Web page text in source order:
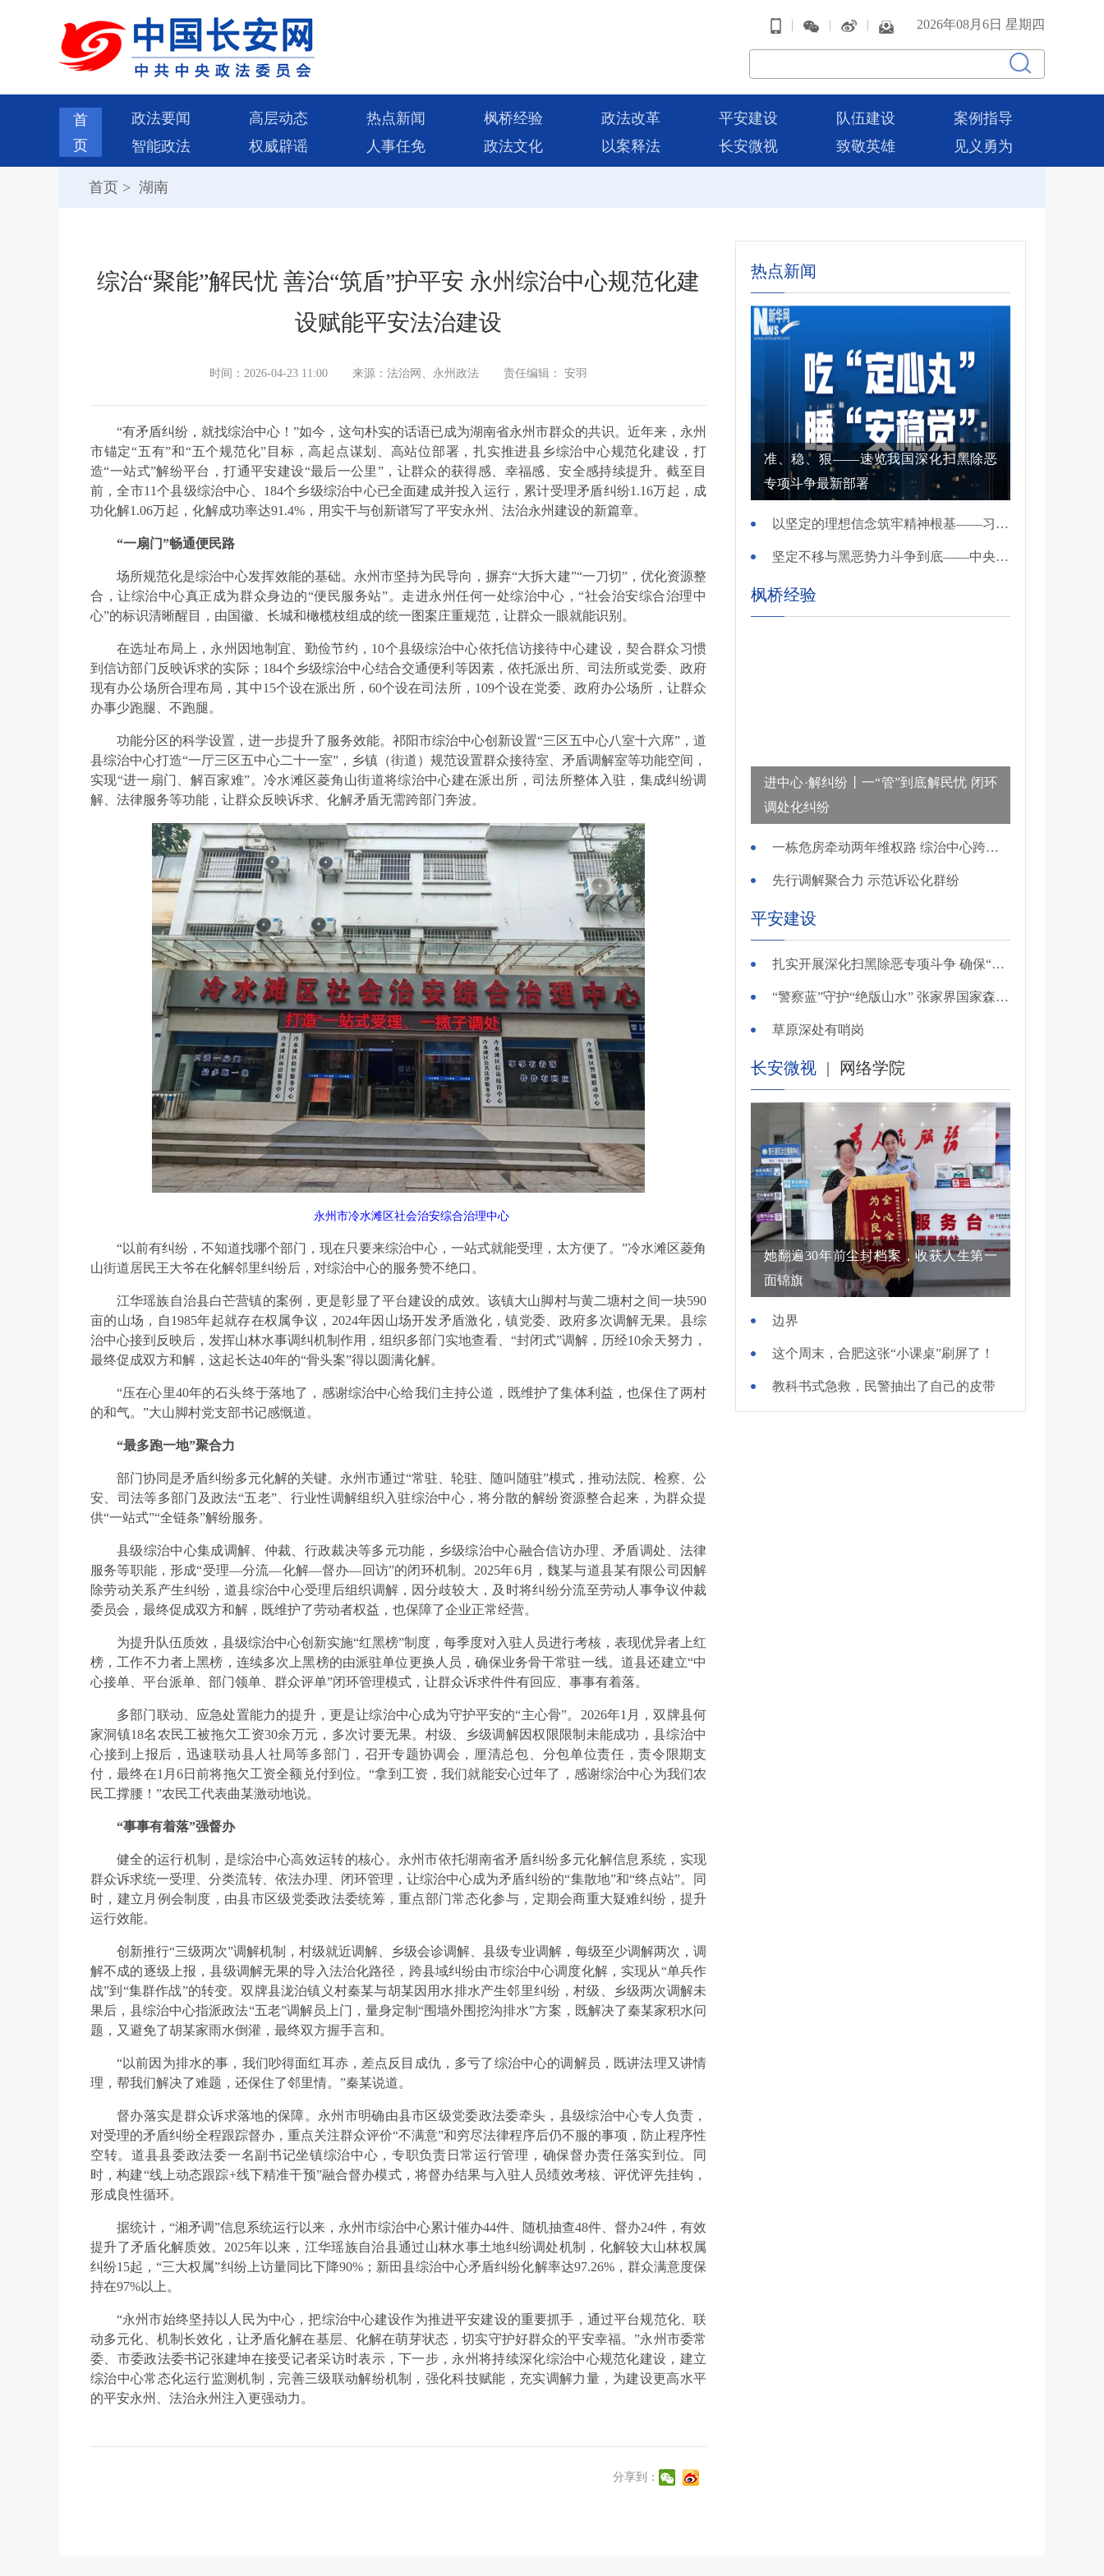
| | | 2026年08月6日 星期四
首
页
政法要闻 高层动态 热点新闻 枫桥经验 政法改革 平安建设 队伍建设
案例指导
智能政法
权威辟谣 人事任免 政法文化 以案释法 长安微视 致敬英雄 见义勇为
首页 > 湖南
综治“聚能”解民忧 善治“筑盾”护平安 永州综治中心规范化建
设赋能平安法治建设
时间：2026-04-23 11:00 来源：法治网、永州政法 责任编辑： 安羽
“有矛盾纠纷，就找综治中心！”如今，这句朴实的话语已成为湖南省永州市群众的共识。近年来，永州
市锚定“五有”和“五个规范化”目标，高起点谋划、高站位部署，扎实推进县乡综治中心规范化建设，打
造“一站式”解纷平台，打通平安建设“最后一公里”，让群众的获得感、幸福感、安全感持续提升。截至目
前，全市11个县级综治中心、184个乡级综治中心已全面建成并投入运行，累计受理矛盾纠纷1.16万起，成
功化解1.06万起，化解成功率达91.4%，用实干与创新谱写了平安永州、法治永州建设的新篇章。
“一扇门”畅通便民路
场所规范化是综治中心发挥效能的基础。永州市坚持为民导向，摒弃“大拆大建”“一刀切”，优化资源整
合，让综治中心真正成为群众身边的“便民服务站”。走进永州任何一处综治中心，“社会治安综合治理中
心”的标识清晰醒目，由国徽、长城和橄榄枝组成的统一图案庄重规范，让群众一眼就能识别。
在选址布局上，永州因地制宜、勤俭节约，10个县级综治中心依托信访接待中心建设，契合群众习惯
到信访部门反映诉求的实际；184个乡级综治中心结合交通便利等因素，依托派出所、司法所或党委、政府
现有办公场所合理布局，其中15个设在派出所，60个设在司法所，109个设在党委、政府办公场所，让群众
办事少跑腿、不跑腿。
功能分区的科学设置，进一步提升了服务效能。祁阳市综治中心创新设置“三区五中心八室十六席”，道
县综治中心打造“一厅三区五中心二十一室”，乡镇（街道）规范设置群众接待室、矛盾调解室等功能空间，
实现“进一扇门、解百家难”。冷水滩区菱角山街道将综治中心建在派出所，司法所整体入驻，集成纠纷调
解、法律服务等功能，让群众反映诉求、化解矛盾无需跨部门奔波。
永州市冷水滩区社会治安综合治理中心
“以前有纠纷，不知道找哪个部门，现在只要来综治中心，一站式就能受理，太方便了。”冷水滩区菱角
山街道居民王大爷在化解邻里纠纷后，对综治中心的服务赞不绝口。
江华瑶族自治县白芒营镇的案例，更是彰显了平台建设的成效。该镇大山脚村与黄二塘村之间一块590
亩的山场，自1985年起就存在权属争议，2024年因山场开发矛盾激化，镇党委、政府多次调解无果。县综
治中心接到反映后，发挥山林水事调纠机制作用，组织多部门实地查看、“封闭式”调解，历经10余天努力，
最终促成双方和解，这起长达40年的“骨头案”得以圆满化解。
“压在心里40年的石头终于落地了，感谢综治中心给我们主持公道，既维护了集体利益，也保住了两村
的和气。”大山脚村党支部书记感慨道。
“最多跑一地”聚合力
部门协同是矛盾纠纷多元化解的关键。永州市通过“常驻、轮驻、随叫随驻”模式，推动法院、检察、公
安、司法等多部门及政法“五老”、行业性调解组织入驻综治中心，将分散的解纷资源整合起来，为群众提
供“一站式”“全链条”解纷服务。
县级综治中心集成调解、仲裁、行政裁决等多元功能，乡级综治中心融合信访办理、矛盾调处、法律
服务等职能，形成“受理—分流—化解—督办—回访”的闭环机制。2025年6月，魏某与道县某有限公司因解
除劳动关系产生纠纷，道县综治中心受理后组织调解，因分歧较大，及时将纠纷分流至劳动人事争议仲裁
委员会，最终促成双方和解，既维护了劳动者权益，也保障了企业正常经营。
为提升队伍质效，县级综治中心创新实施“红黑榜”制度，每季度对入驻人员进行考核，表现优异者上红
榜，工作不力者上黑榜，连续多次上黑榜的由派驻单位更换人员，确保业务骨干常驻一线。道县还建立“中
心接单、平台派单、部门领单、群众评单”闭环管理模式，让群众诉求件件有回应、事事有着落。
多部门联动、应急处置能力的提升，更是让综治中心成为守护平安的“主心骨”。2026年1月，双牌县何
家洞镇18名农民工被拖欠工资30余万元，多次讨要无果。村级、乡级调解因权限限制未能成功，县综治中
心接到上报后，迅速联动县人社局等多部门，召开专题协调会，厘清总包、分包单位责任，责令限期支
付，最终在1月6日前将拖欠工资全额兑付到位。“拿到工资，我们就能安心过年了，感谢综治中心为我们农
民工撑腰！”农民工代表曲某激动地说。
“事事有着落”强督办
健全的运行机制，是综治中心高效运转的核心。永州市依托湖南省矛盾纠纷多元化解信息系统，实现
群众诉求统一受理、分类流转、依法办理、闭环管理，让综治中心成为矛盾纠纷的“集散地”和“终点站”。同
时，建立月例会制度，由县市区级党委政法委统筹，重点部门常态化参与，定期会商重大疑难纠纷，提升
运行效能。
创新推行“三级两次”调解机制，村级就近调解、乡级会诊调解、县级专业调解，每级至少调解两次，调
解不成的逐级上报，县级调解无果的导入法治化路径，跨县域纠纷由市综治中心调度化解，实现从“单兵作
战”到“集群作战”的转变。双牌县泷泊镇义村秦某与胡某因用水排水产生邻里纠纷，村级、乡级两次调解未
果后，县综治中心指派政法“五老”调解员上门，量身定制“围墙外围挖沟排水”方案，既解决了秦某家积水问
题，又避免了胡某家雨水倒灌，最终双方握手言和。
“以前因为排水的事，我们吵得面红耳赤，差点反目成仇，多亏了综治中心的调解员，既讲法理又讲情
理，帮我们解决了难题，还保住了邻里情。”秦某说道。
督办落实是群众诉求落地的保障。永州市明确由县市区级党委政法委牵头，县级综治中心专人负责，
对受理的矛盾纠纷全程跟踪督办，重点关注群众评价“不满意”和穷尽法律程序后仍不服的事项，防止程序性
空转。道县县委政法委一名副书记坐镇综治中心，专职负责日常运行管理，确保督办责任落实到位。同
时，构建“线上动态跟踪+线下精准干预”融合督办模式，将督办结果与入驻人员绩效考核、评优评先挂钩，
形成良性循环。
据统计，“湘矛调”信息系统运行以来，永州市综治中心累计催办44件、随机抽查48件、督办24件，有效
提升了矛盾化解质效。2025年以来，江华瑶族自治县通过山林水事土地纠纷调处机制，化解较大山林权属
纠纷15起，“三大权属”纠纷上访量同比下降90%；新田县综治中心矛盾纠纷化解率达97.26%，群众满意度保
持在97%以上。
“永州市始终坚持以人民为中心，把综治中心建设作为推进平安建设的重要抓手，通过平台规范化、联
动多元化、机制长效化，让矛盾化解在基层、化解在萌芽状态，切实守护好群众的平安幸福。”永州市委常
委、市委政法委书记张建坤在接受记者采访时表示，下一步，永州将持续深化综治中心规范化建设，建立
综治中心常态化运行监测机制，完善三级联动解纷机制，强化科技赋能，充实调解力量，为建设更高水平
的平安永州、法治永州注入更强动力。
分享到：
热点新闻
准、稳、狠——速览我国深化扫黑除恶
专项斗争最新部署
以坚定的理想信念筑牢精神根基——习近平党建思想理论品格系列述评之一
坚定不移与黑恶势力斗争到底——中央政法委负责同志就开展深化扫黑除恶专项斗争有关问题答记者问
枫桥经验
进中心·解纠纷丨一“管”到底解民忧 闭环
调处化纠纷
一栋危房牵动两年维权路 综治中心跨省寻鉴解民忧
先行调解聚合力 示范诉讼化群纷
平安建设
扎实开展深化扫黑除恶专项斗争 确保“全年全域平平安安、平平稳稳”——广东召开全省扫黑除恶专项斗争视频
“警察蓝”守护“绝版山水” 张家界国家森林公园景区派出所深化“生态警务”建设
草原深处有哨岗
长安微视 | 网络学院
她翻遍30年前尘封档案，收获人生第一
面锦旗
边界
这个周末，合肥这张“小课桌”刷屏了！
教科书式急救，民警抽出了自己的皮带